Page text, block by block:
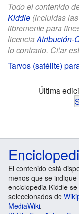
Todo el contenido
Kiddle (incluidas
libremente para
licenciaAtribución-
lo contrario. Citar
Tarvos (satélite)
Última
El contenido está
menos que se
enciclopedia Kiddle
seleccionados de
MediaWiki.